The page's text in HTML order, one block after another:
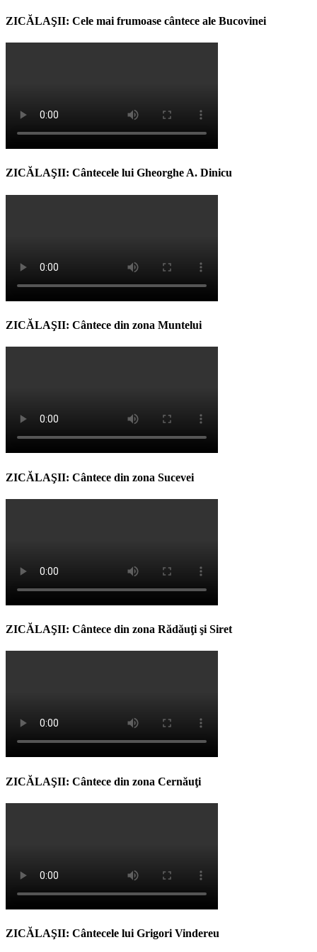
ZICĂLAŞII: Cele mai frumoase cântece ale Bucovinei
ZICĂLAŞII: Cântecele lui Gheorghe A. Dinicu
ZICĂLAŞII: Cântece din zona Muntelui
ZICĂLAŞII: Cântece din zona Sucevei
ZICĂLAŞII: Cântece din zona Rădăuţi şi Siret
ZICĂLAŞII: Cântece din zona Cernăuţi
ZICĂLAŞII: Cântecele lui Grigori Vindereu